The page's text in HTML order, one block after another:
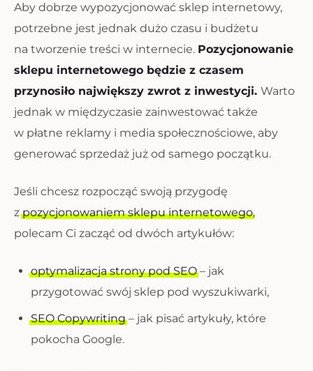
Aby dobrze wypozycjonować sklep internetowy,
potrzebne jest jednak dużo czasu i budżetu
na tworzenie treści w internecie. Pozycjonowanie
sklepu internetowego będzie z czasem
przynosiło największy zwrot z inwestycji. Warto
jednak w międzyczasie zainwestować także
w płatne reklamy i media społecznościowe, aby
generować sprzedaż już od samego początku.
Jeśli chcesz rozpocząć swoją przygodę
zpozycjonowaniem sklepu internetowego,
polecam Ci zacząć od dwóch artykułów:
optymalizacja strony pod SEO– jak
przygotować swój sklep pod wyszukiwarki,
SEO Copywriting– jak pisać artykuły, które
pokocha Google.